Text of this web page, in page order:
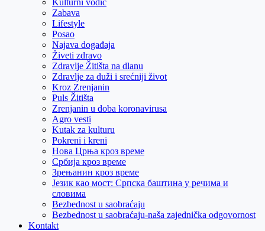
Kulturni vodič
Zabava
Lifestyle
Posao
Najava događaja
Živeti zdravo
Zdravlje Žitišta na dlanu
Zdravlje za duži i srećniji život
Kroz Zrenjanin
Puls Žitišta
Zrenjanin u doba koronavirusa
Agro vesti
Kutak za kulturu
Pokreni i kreni
Нова Црња кроз време
Србија кроз време
Зрењанин кроз време
Језик као мост: Српска баштина у речима и
словима
Bezbednost u saobraćaju
Bezbednost u saobraćaju-naša zajednička odgovornost
Kontakt